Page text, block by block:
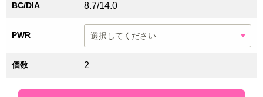
BC/DIA 8.7/14.0
PWR
個数 2